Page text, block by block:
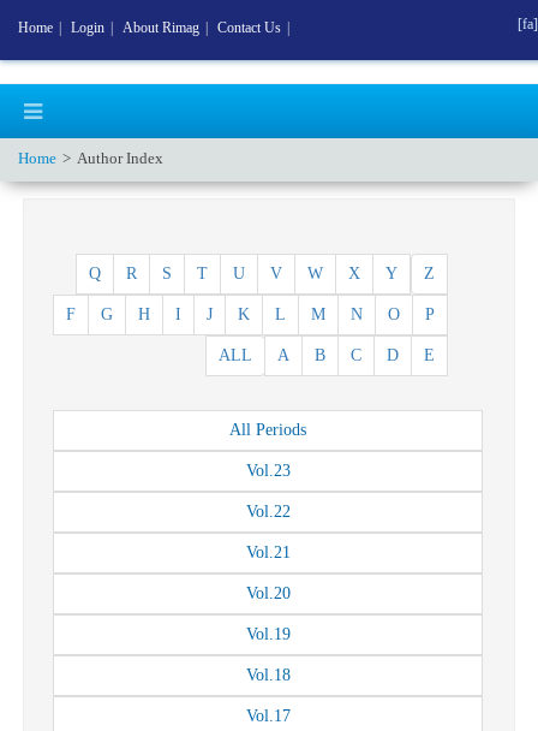
Home Author Index
Z
Y
X
W
V
U
T
S
R
Q
P
O
N
M
L
K
J
I
H
G
F
E
D
C
B
A
ALL
All Periods
Vol.23
Vol.22
Vol.21
Vol.20
Vol.19
Vol.18
Vol.17
Home Login About Rimag Contact Us [fa]